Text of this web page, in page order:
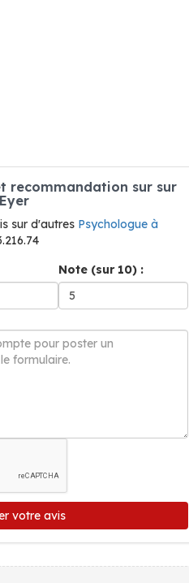
recommandation sur sur
sur d'autres Psychologue à
Note (sur 10) :
votre avis